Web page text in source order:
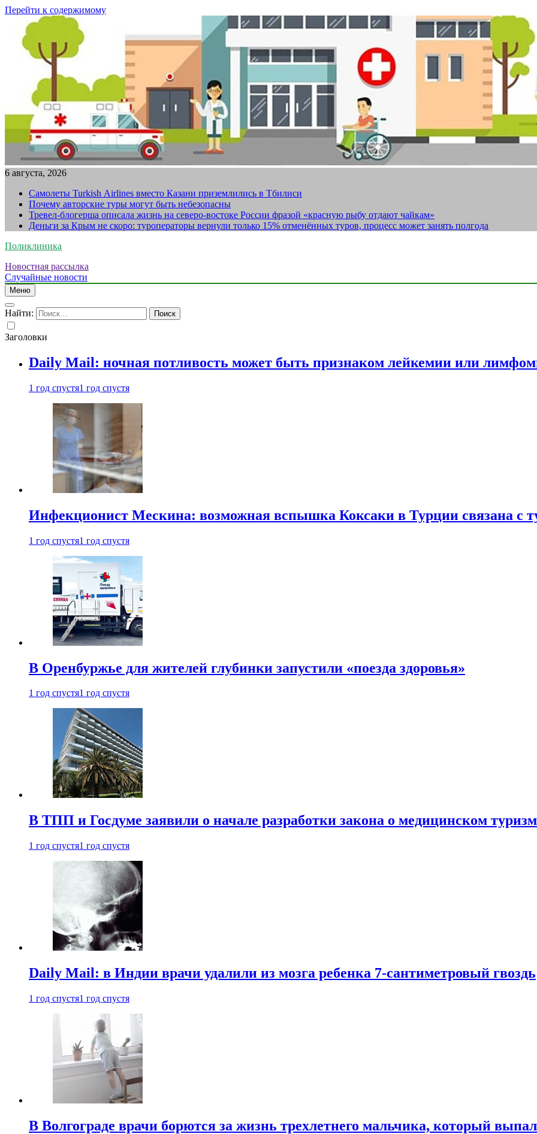
Перейти к содержимому
6 августа, 2026
Самолеты Turkish Airlines вместо Казани приземлились в Тбилиси
Почему авторские туры могут быть небезопасны
Тревел-блогерша описала жизнь на северо-востоке России фразой «красную рыбу отдают чайкам»
Деньги за Крым не скоро: туроператоры вернули только 15% отменённых туров, процесс может занять полгода
Поликлиника
Новостная рассылка
Случайные новости
Меню
Найти:
Заголовки
Daily Mail: ночная потливость может быть признаком лейкемии или
1 год спустя1 год спустя
Инфекционист Мескина: возможная вспышка Коксаки в Турции связана с
1 год спустя1 год спустя
В Оренбуржье для жителей глубинки запустили «поезда здоровья»
1 год спустя1 год спустя
В ТПП и Госдуме заявили о начале разработки закона о медицинском
1 год спустя1 год спустя
Daily Mail: в Индии врачи удалили из мозга ребенка 7-сантиметровый гвоздь
1 год спустя1 год спустя
В Волгограде врачи борются за жизнь трехлетнего мальчика, который